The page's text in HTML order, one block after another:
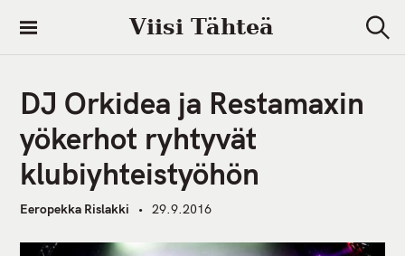
i
Viisi Tähteä
e
DJ Orkidea ja Restamaxin
yökerhot ryhtyvät
klubiyhteistyöhön
Eeropekka Rislakki 29.9.2016